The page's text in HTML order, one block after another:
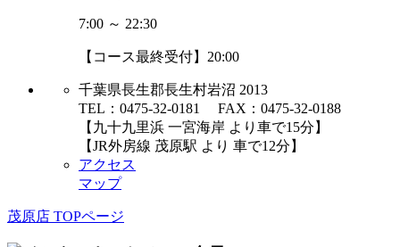
7:00 ～ 22:30
【コース最終受付】20:00
千葉県長生郡長生村岩沼 2013
TEL：0475-32-0181 FAX：0475-32-0188
【九十九里浜 一宮海岸 より車で15分】
【JR外房線 茂原駅 より 車で12分】
アクセス
マップ
茂原店 TOPページ